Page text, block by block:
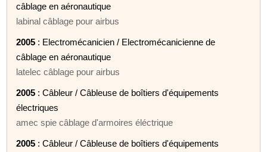
câblage en aéronautique
labinal câblage pour airbus
2005 : Electromécanicien / Electromécanicienne de
câblage en aéronautique
latelec câblage pour airbus
2005 : Câbleur / Câbleuse de boîtiers d'équipements
électriques
amec spie câblage d'armoires éléctrique
2005 : Câbleur / Câbleuse de boîtiers d'équipements